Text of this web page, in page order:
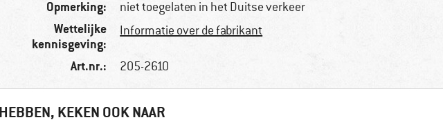
Opmerking: niet toegelaten in het Duitse verkeer
Wettelijke
kennisgeving:
Informatie over de fabrikant
Art.nr.: 205-2610
KEKEN OOK NAAR